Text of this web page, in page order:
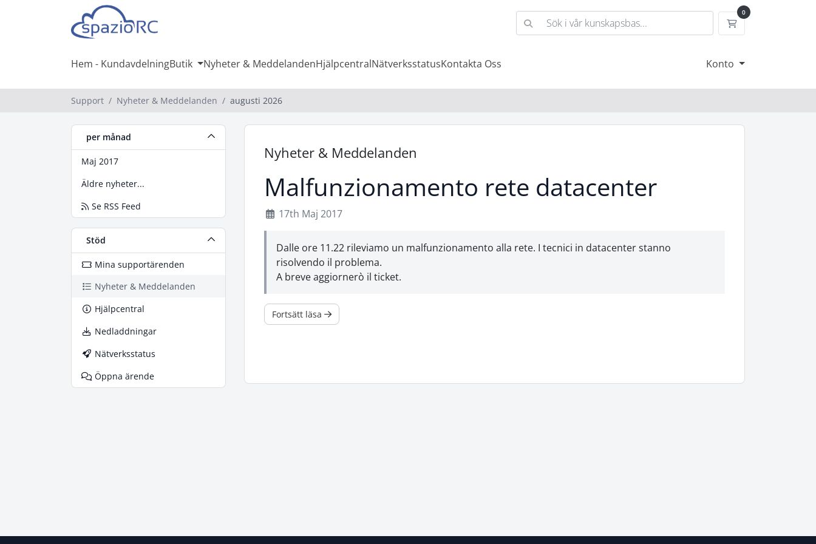
0
Kundvagn
Hem - KundavdelningButik Nyheter & MeddelandenHjälpcentralNätverksstatusKontakta Oss Konto
Support Nyheter & Meddelanden augusti 2026
per månad
Maj 2017
Äldre nyheter...
Se RSS Feed
Stöd
Mina supportärenden
Nyheter & Meddelanden
Hjälpcentral
Nedladdningar
Nätverksstatus
Öppna ärende
Nyheter & Meddelanden
Malfunzionamento rete datacenter
17th Maj 2017
Dalle ore 11.22 rileviamo un malfunzionamento alla rete. I tecnici in datacenter stanno
risolvendo il problema.
A breve aggiornerò il ticket.
Fortsätt läsa